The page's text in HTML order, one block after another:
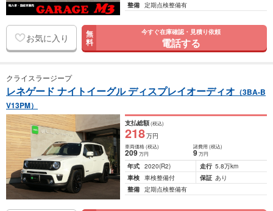
整備 定期点検整備有
お気に入り 無
料
今すぐ在庫確認・見積り依頼
電話する
クライスラージープ
レネゲード ナイトイーグル ディスプレイオーディオ （3BA-B
V13PM）
支払総額(税込)
218万円
車両価格(税込)
209万円
諸費用 (税込)
9 万円
年式 2020(R2) 走行 5.8万km
車検 車検整備付 保証 あり
整備 定期点検整備有